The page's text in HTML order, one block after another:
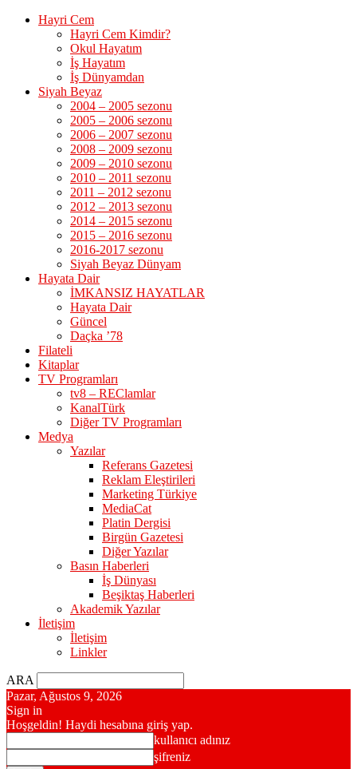
Hayri Cem
Hayri Cem Kimdir?
Okul Hayatım
İş Hayatım
İş Dünyamdan
Siyah Beyaz
2004 – 2005 sezonu
2005 – 2006 sezonu
2006 – 2007 sezonu
2008 – 2009 sezonu
2009 – 2010 sezonu
2010 – 2011 sezonu
2011 – 2012 sezonu
2012 – 2013 sezonu
2014 – 2015 sezonu
2015 – 2016 sezonu
2016-2017 sezonu
Siyah Beyaz Dünyam
Hayata Dair
İMKANSIZ HAYATLAR
Hayata Dair
Güncel
Daçka ’78
Filateli
Kitaplar
TV Programları
tv8 – REClamlar
KanalTürk
Diğer TV Programları
Medya
Yazılar
Referans Gazetesi
Reklam Eleştirileri
Marketing Türkiye
MediaCat
Platin Dergisi
Birgün Gazetesi
Diğer Yazılar
Basın Haberleri
İş Dünyası
Beşiktaş Haberleri
Akademik Yazılar
İletişim
İletişim
Linkler
ARA
Pazar, Ağustos 9, 2026
Sign in
Hoşgeldin! Haydi hesabına giriş yap.
kullanıcı adınız
şifreniz